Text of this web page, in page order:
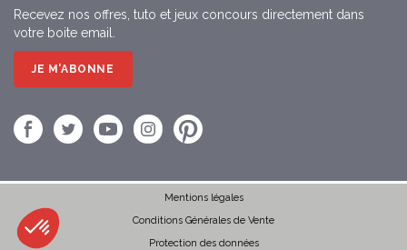
Recevez nos offres, tuto et jeux concours directement dans
votre boite email.
JE M'ABONNE
Mentions légales
Conditions Générales de Vente
Protection des données